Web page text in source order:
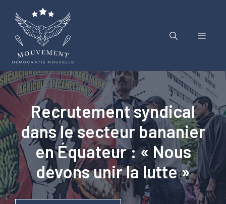
contenu
Menu
Recrutement syndical
dans le secteur bananier
en Équateur : « Nous
devons unir la lutte »